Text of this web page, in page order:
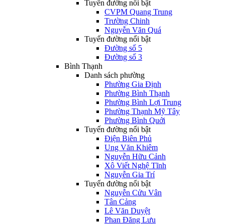
Tuyến đường nổi bật
CVPM Quang Trung
Trường Chinh
Nguyễn Văn Quá
Tuyến đường nổi bật
Đường số 5
Đường số 3
Bình Thạnh
Danh sách phường
Phường Gia Định
Phường Bình Thạnh
Phường Bình Lợi Trung
Phường Thạnh Mỹ Tây
Phường Bình Quới
Tuyến đường nổi bật
Điện Biên Phủ
Ung Văn Khiêm
Nguyễn Hữu Cảnh
Xô Viết Nghệ Tĩnh
Nguyễn Gia Trí
Tuyến đường nổi bật
Nguyễn Cửu Vân
Tân Cảng
Lê Văn Duyệt
Phan Đăng Lưu